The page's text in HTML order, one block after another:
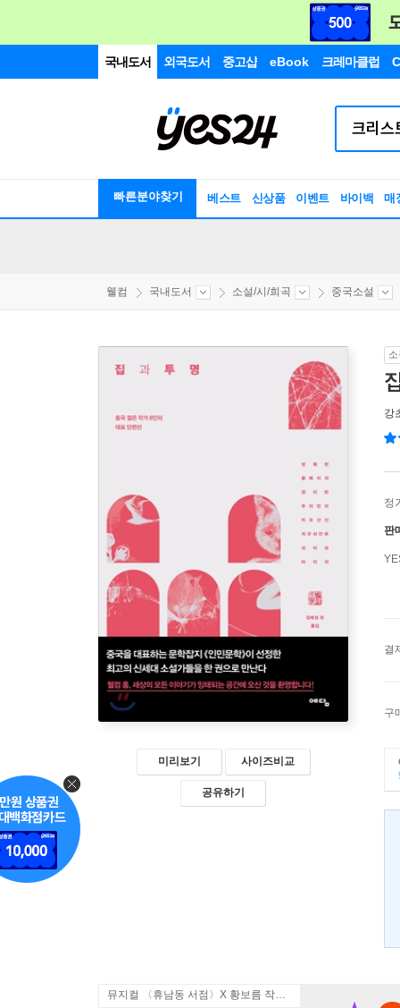
국내도서 외국도서 중고샵 eBook 크레마클럽
빠른분야찾기 베스트 신상품 이벤트 바이백 매
웰컴 국내도서 소설/시/희곡 중국소설
미리보기 사이즈비교
공유하기
강
정
판
결
구
뮤지컬 〈휴남동 서점〉X 황보름 작가 북토크